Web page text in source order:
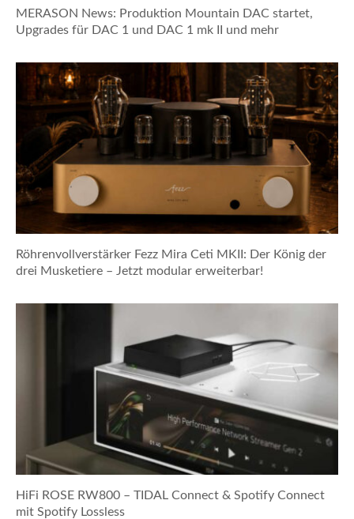
MERASON News: Produktion Mountain DAC startet,
Upgrades für DAC 1 und DAC 1 mk II und mehr
Röhrenvollverstärker Fezz Mira Ceti MKII: Der König der
drei Musketiere – Jetzt modular erweiterbar!
HiFi ROSE RW800 – TIDAL Connect & Spotify Connect
mit Spotify Lossless